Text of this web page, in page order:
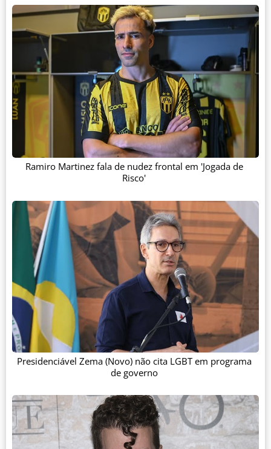
Ramiro Martinez fala de nudez frontal em 'Jogada de
Risco'
Presidenciável Zema (Novo) não cita LGBT em programa
de governo